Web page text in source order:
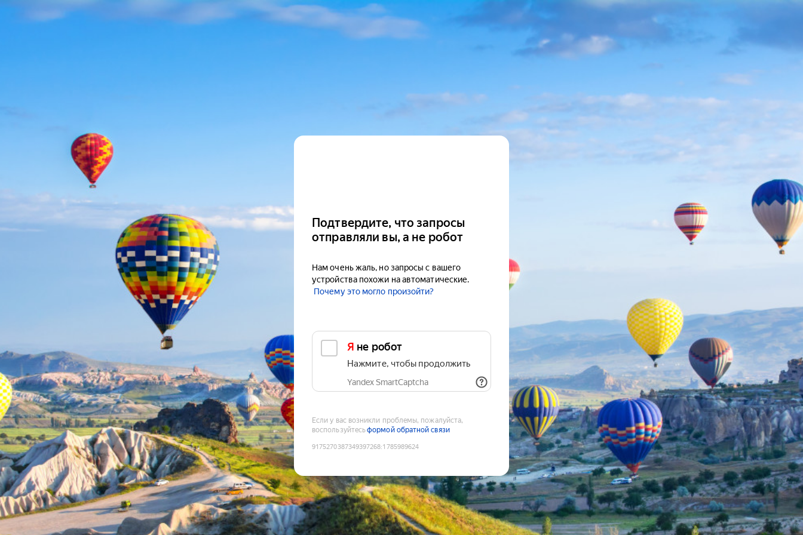
Подтвердите, что запросы
отправляли вы, а не робот
Нам очень жаль, но запросы с вашего
устройства похожи на автоматические.
Почему это могло произойти?
Я не робот
Нажмите, чтобы продолжить
Yandex SmartCaptcha
Если у вас возникли проблемы, пожалуйста,
воспользуйтесьформой обратной связи
9175270387349397268:1785989624